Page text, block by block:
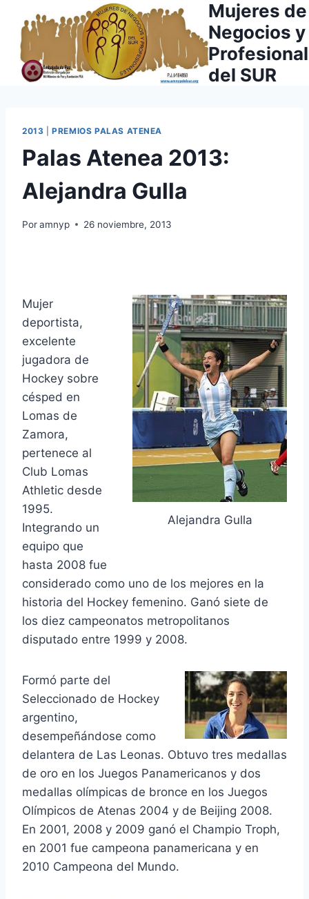
contenido
Mujeres de
Negocios y
del SUR
2013 |PREMIOS PALAS ATENEA
Palas Atenea 2013:
Alejandra Gulla
Poramnyp 26 noviembre, 2013
Alejandra Gulla
Mujer
deportista,
excelente
jugadora de
Hockey sobre
césped en
Lomas de
Zamora,
pertenece al
Club Lomas
Athletic desde
1995.
Integrando un
equipo que
hasta 2008 fue
considerado como uno de los mejores en la
historia del Hockey femenino. Ganó siete de
los diez campeonatos metropolitanos
disputado entre 1999 y 2008.
Formó parte del
Seleccionado de Hockey
argentino,
desempeñándose como
delantera de Las Leonas. Obtuvo tres medallas
de oro en los Juegos Panamericanos y dos
medallas olímpicas de bronce en los Juegos
Olímpicos de Atenas 2004 y de Beijing 2008.
En 2001, 2008 y 2009 ganó el Champio Troph,
en 2001 fue campeona panamericana y en
2010 Campeona del Mundo.